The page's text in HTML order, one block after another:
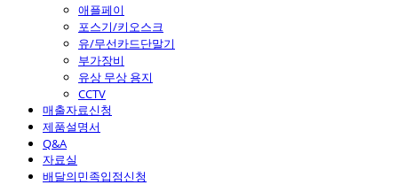
애플페이
포스기/키오스크
유/무선카드단말기
부가장비
유상 무상 용지
CCTV
매출자료신청
제품설명서
Q&A
자료실
배달의민족입점신청